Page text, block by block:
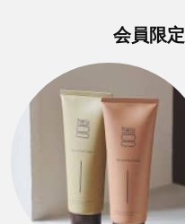
会員限定